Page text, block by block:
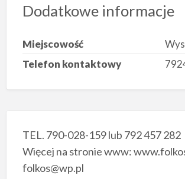
Dodatkowe informacje
Miejscowość
Telefon kontaktowy
TEL. 790-028-159 lub 792 457 282
Więcej na stronie www:
folkos@wp.pl